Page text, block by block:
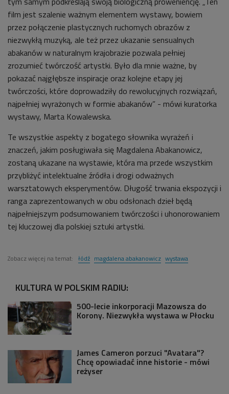
film jest szalenie ważnym elementem wystawy, bowiem
przez połączenie plastycznych ruchomych obrazów z
niezwykłą muzyką, ale też przez ukazanie sensualnych
abakanów w naturalnym krajobrazie pozwala pełniej
zrozumieć twórczość artystki. Było dla mnie ważne, by
pokazać najgłębsze inspiracje oraz kolejne etapy jej
twórczości, które doprowadziły do rewolucyjnych rozwiązań,
najpełniej wyrażonych w formie abakanów” - mówi kuratorka
wystawy, Marta Kowalewska.
Te wszystkie aspekty z bogatego słownika wyrażeń i
znaczeń, jakim posługiwała się Magdalena Abakanowicz,
zostaną ukazane na wystawie, która ma przede wszystkim
przybliżyć intelektualne źródła i drogi odważnych
warsztatowych eksperymentów. Długość trwania ekspozycji i
ranga zaprezentowanych w obu odsłonach dzieł będą
najpełniejszym podsumowaniem twórczości i uhonorowaniem
tej kluczowej dla polskiej sztuki artystki.
Zobacz więcej na temat: łódź magdalena abakanowicz wystawa
KULTURA W POLSKIM RADIU:
500-lecie inkorporacji Mazowsza do
Korony. Niezwykła wystawa w Płocku
James Cameron porzuci "Avatara"?
Chcę opowiadać inne historie - mówi
reżyser